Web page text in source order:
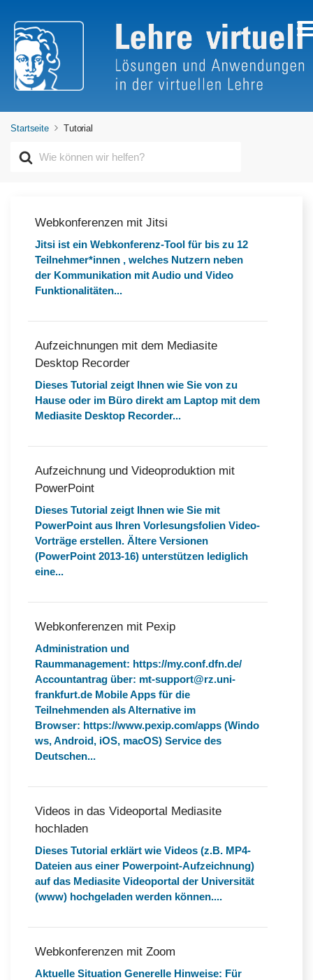
Startseite Tutorial
Webkonferenzen mit Jitsi
Jitsi ist ein Webkonferenz-Tool für bis zu 12
Teilnehmer*innen , welches Nutzern neben
der Kommunikation mit Audio und Video
Funktionalitäten...
Aufzeichnungen mit dem Mediasite
Desktop Recorder
Dieses Tutorial zeigt Ihnen wie Sie von zu
Hause oder im Büro direkt am Laptop mit dem
Mediasite Desktop Recorder...
Aufzeichnung und Videoproduktion mit
PowerPoint
Dieses Tutorial zeigt Ihnen wie Sie mit
PowerPoint aus Ihren Vorlesungsfolien Video-
Vorträge erstellen. Ältere Versionen
(PowerPoint 2013-16) unterstützen lediglich
eine...
Webkonferenzen mit Pexip
Administration und
Raummanagement: https://my.conf.dfn.de/
Accountantrag über: mt-support@rz.uni-
frankfurt.de Mobile Apps für die
Teilnehmenden als Alternative im
Browser: https://www.pexip.com/apps (Windo
ws, Android, iOS, macOS) Service des
Deutschen...
Videos in das Videoportal Mediasite
hochladen
Dieses Tutorial erklärt wie Videos (z.B. MP4-
Dateien aus einer Powerpoint-Aufzeichnung)
auf das Mediasite Videoportal der Universität
(www) hochgeladen werden können....
Webkonferenzen mit Zoom
Aktuelle Situation Generelle Hinweise: Für